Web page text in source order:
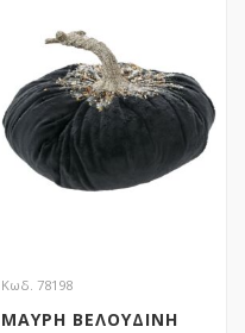
Κωδ. 78198
ΜΑΥΡΗ ΒΕΛΟΥΔΙΝΗ